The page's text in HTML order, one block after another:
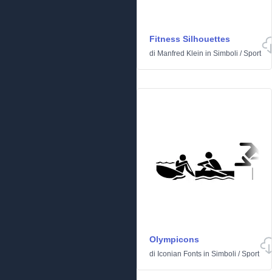
Fitness Silhouettes
di Manfred Klein in Simboli /Sport
Olympicons
di Iconian Fonts in Simboli /Sport